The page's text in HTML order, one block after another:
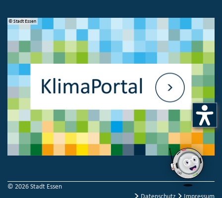
© Stadt Essen
© 2026 Stadt Essen